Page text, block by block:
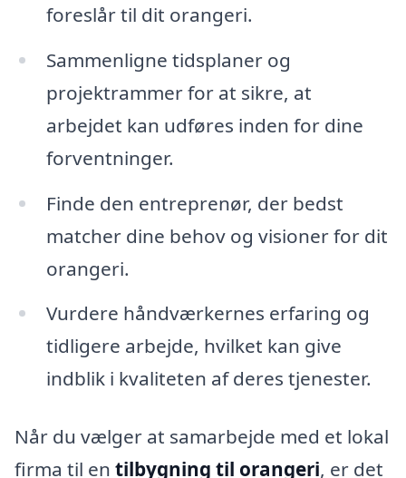
foreslår til dit orangeri.
Sammenligne tidsplaner og
projektrammer for at sikre, at
arbejdet kan udføres inden for dine
forventninger.
Finde den entreprenør, der bedst
matcher dine behov og visioner for dit
orangeri.
Vurdere håndværkernes erfaring og
tidligere arbejde, hvilket kan give
indblik i kvaliteten af deres tjenester.
Når du vælger at samarbejde med et lokal
firma til en tilbygning til orangeri, er det